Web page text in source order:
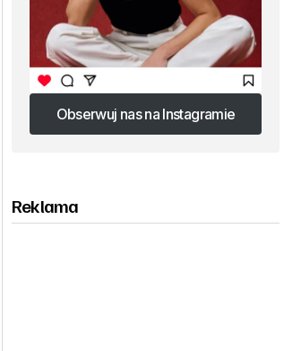
Obserwuj nas na Instagramie
Obserwuj nas na Instagramie
Reklama